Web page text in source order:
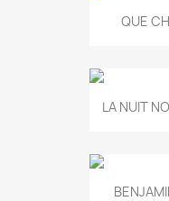
QUE
LA NUIT